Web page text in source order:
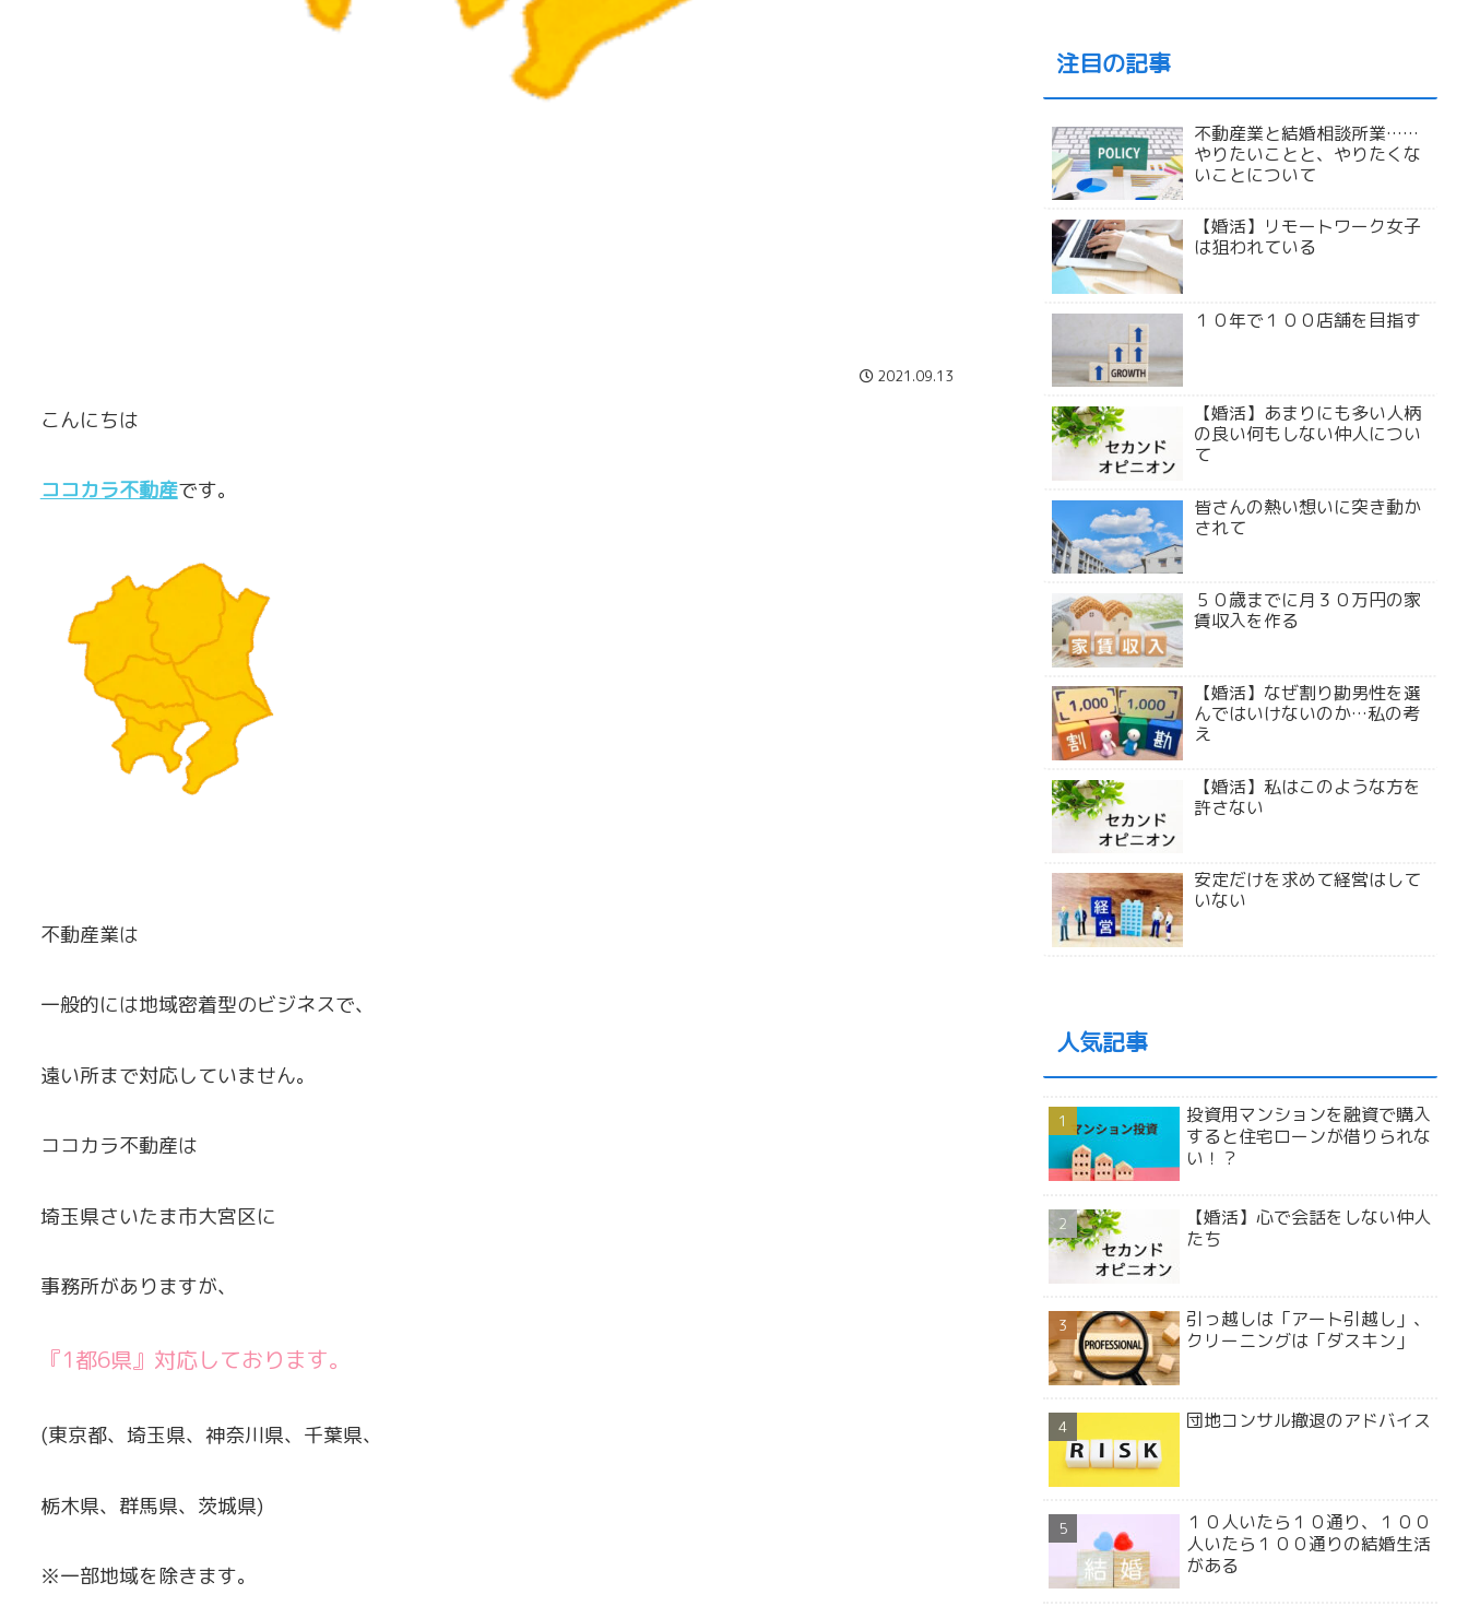
2021.09.13
こんにちは
ココカラ不動産です。
不動産業は
一般的には地域密着型のビジネスで、
遠い所まで対応していません。
ココカラ不動産は
埼玉県さいたま市大宮区に
事務所がありますが、
『1都6県』対応しております。
(東京都、埼玉県、神奈川県、千葉県、
栃木県、群馬県、茨城県)
※一部地域を除きます。
注目の記事
不動産業と結婚相談所業……
やりたいことと、やりたくな
いことについて
【婚活】リモートワーク女子
は狙われている
１０年で１００店舗を目指す
【婚活】あまりにも多い人柄
の良い何もしない仲人につい
て
皆さんの熱い想いに突き動か
されて
５０歳までに月３０万円の家
賃収入を作る
【婚活】なぜ割り勘男性を選
んではいけないのか…私の考
え
【婚活】私はこのような方を
許さない
安定だけを求めて経営はして
いない
人気記事
投資用マンションを融資で購入
すると住宅ローンが借りられな
い！？
【婚活】心で会話をしない仲人
たち
引っ越しは「アート引越し」、
クリーニングは「ダスキン」
団地コンサル撤退のアドバイス
１０人いたら１０通り、１００
人いたら１００通りの結婚生活
がある